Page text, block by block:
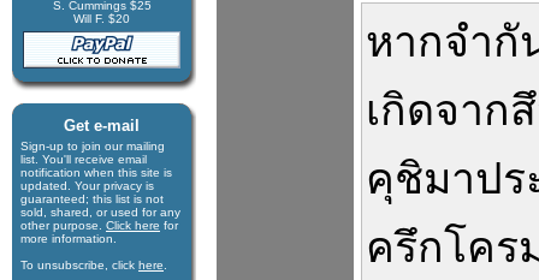
S. Cummings $25
Will F. $20
Get e-mail
Sign-up to join our mail­ing
list. You'll receive e­mail
notification when this site is
updated. Your privacy is
guaran­teed; this list is not
sold, shared, or used for any
other purpose. Click here for
more infor­mation.
To unsubscribe, click here
หากจำกั
เกิดจาก
คุชิมาปร
ครึกโคร